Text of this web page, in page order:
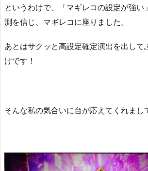
というわけで、「マギレコの設定が強い
測を信じ、マギレコに座りました。
あとはサクッと高設定確定演出を出して
けです！
そんな私の気合いに台が応えてくれまし